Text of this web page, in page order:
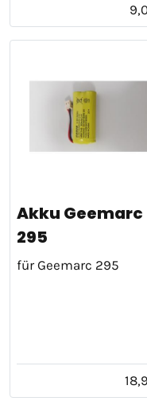
Akku Geemarc
295
für Geemarc 295